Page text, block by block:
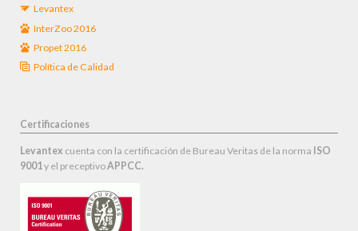
Levantex
InterZoo 2016
Propet 2016
Política de Calidad
Certificaciones
Levantex cuenta con la certificación de Bureau Veritas de la norma ISO
9001y el preceptivoAPPCC.